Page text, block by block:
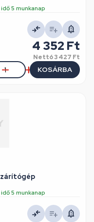
5 munkanap
4 352 Ft
Nettó3 427 Ft
KOSÁRBA
5 munkanap